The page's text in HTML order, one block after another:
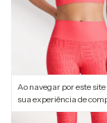
Ao navegar por este site
sua experiência de